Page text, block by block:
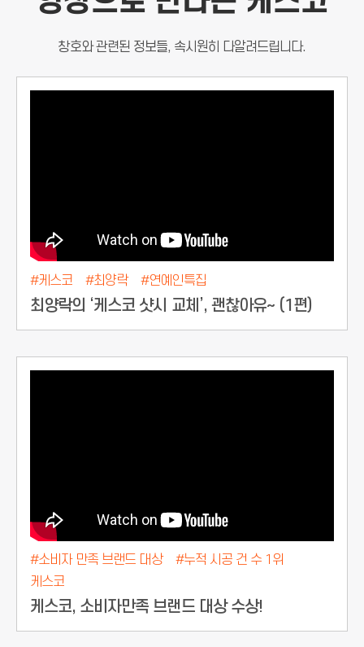
창호와 관련된 정보들, 속시원히 다알려드립니다.
#케스코 #최양락 #연예인특집
최양락의 ‘케스코 샷시 교체’, 괜찮아유~ (1편)
#소비자 만족 브랜드 대상
#누적 시공 건 수 1위
케스코
케스코, 소비자만족 브랜드 대상 수상!